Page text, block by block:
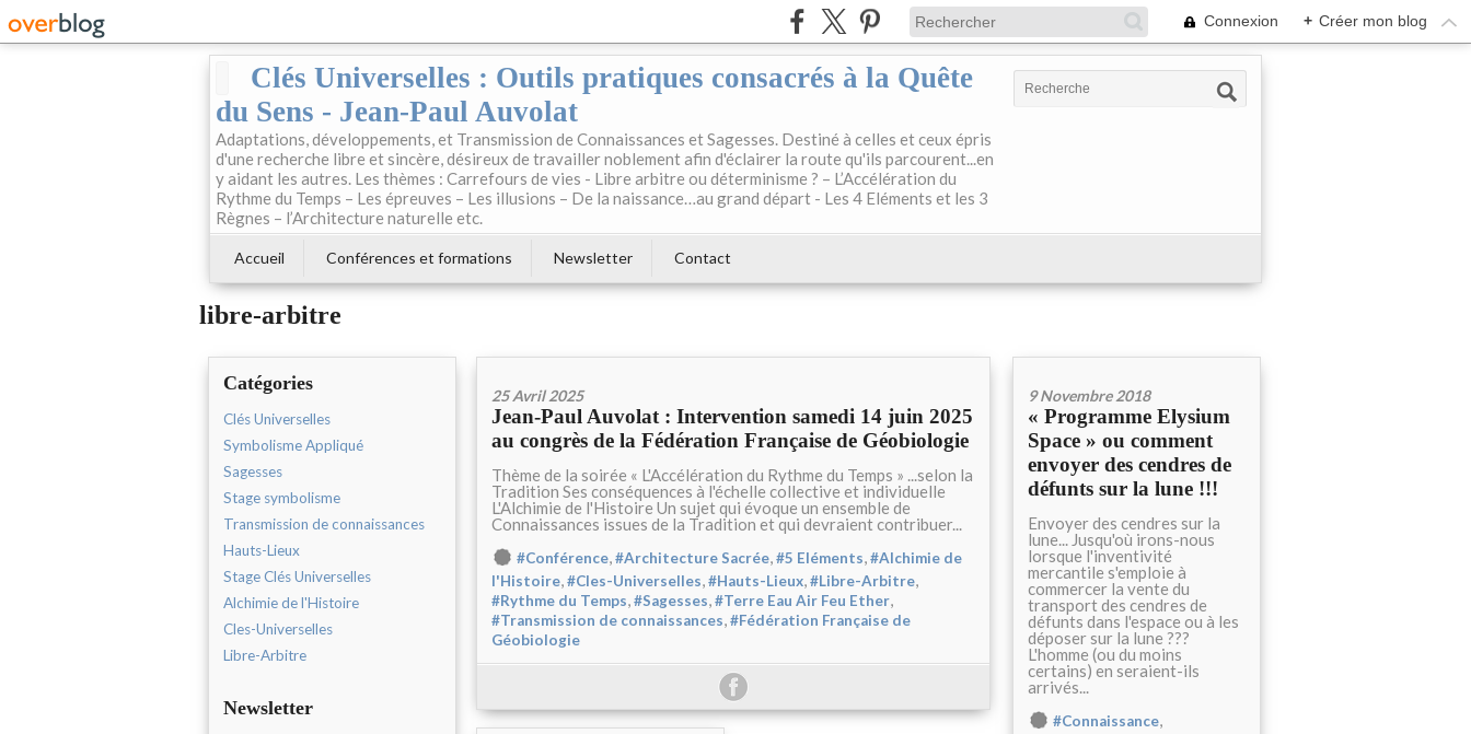
Connexion + Créer mon blog
Clés Universelles : Outils pratiques consacrés à la Quête
du Sens - Jean-Paul Auvolat
Adaptations, développements, et Transmission de Connaissances et Sagesses. Destiné à celles et ceux épris
d'une recherche libre et sincère, désireux de travailler noblement afin d'éclairer la route qu'ils parcourent...en
y aidant les autres. Les thèmes : Carrefours de vies - Libre arbitre ou déterminisme ? – L’Accélération du
Rythme du Temps – Les épreuves – Les illusions – De la naissance…au grand départ - Les 4 Eléments et les 3
Règnes – l’Architecture naturelle etc.
Accueil Conférences et formations Newsletter Contact
libre-arbitre
Catégories
Clés Universelles
Symbolisme Appliqué
Sagesses
Stage symbolisme
Transmission de connaissances
Hauts-Lieux
Stage Clés Universelles
Alchimie de l'Histoire
Cles-Universelles
Libre-Arbitre
Newsletter
25 Avril 2025
Jean-Paul Auvolat : Intervention samedi 14 juin 2025
au congrès de la Fédération Française de Géobiologie
Thème de la soirée « L'Accélération du Rythme du Temps » ...selon la
Tradition Ses conséquences à l'échelle collective et individuelle
L'Alchimie de l'Histoire Un sujet qui évoque un ensemble de
Connaissances issues de la Tradition et qui devraient contribuer...
#Conférence,#Architecture Sacrée,#5 Eléments,#Alchimie de
l'Histoire,#Cles-Universelles,#Hauts-Lieux,#Libre-Arbitre,
#Rythme du Temps,#Sagesses,#Terre Eau Air Feu Ether,
#Transmission de connaissances,#Fédération Française de
Géobiologie
9 Novembre 2018
« Programme Elysium
Space » ou comment
envoyer des cendres de
défunts sur la lune !!!
Envoyer des cendres sur la
lune... Jusqu'où irons-nous
lorsque l'inventivité
mercantile s'emploie à
commercer la vente du
transport des cendres de
défunts dans l'espace ou à les
déposer sur la lune ???
L'homme (ou du moins
certains) en seraient-ils
arrivés...
#Connaissance,